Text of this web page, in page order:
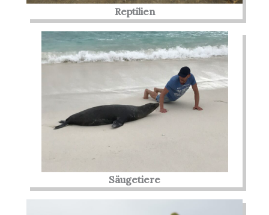
Reptilien
Säugetiere